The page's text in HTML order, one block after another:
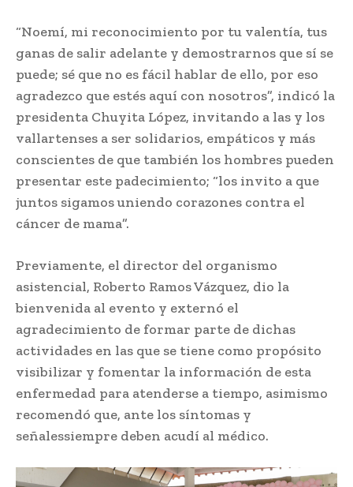
“Noemí, mi reconocimiento por tu valentía, tus
ganas de salir adelante y demostrarnos que sí se
puede; sé que no es fácil hablar de ello, por eso
agradezco que estés aquí con nosotros”, indicó la
presidenta Chuyita López, invitando a las y los
vallartenses a ser solidarios, empáticos y más
conscientes de que también los hombres pueden
presentar este padecimiento; “los invito a que
juntos sigamos uniendo corazones contra el
cáncer de mama”.
Previamente, el director del organismo
asistencial, Roberto Ramos Vázquez, dio la
bienvenida al evento y externó el
agradecimiento de formar parte de dichas
actividades en las que se tiene como propósito
visibilizar y fomentar la información de esta
enfermedad para atenderse a tiempo, asimismo
recomendó que, ante los síntomas y
señalessiempre deben acudí al médico.